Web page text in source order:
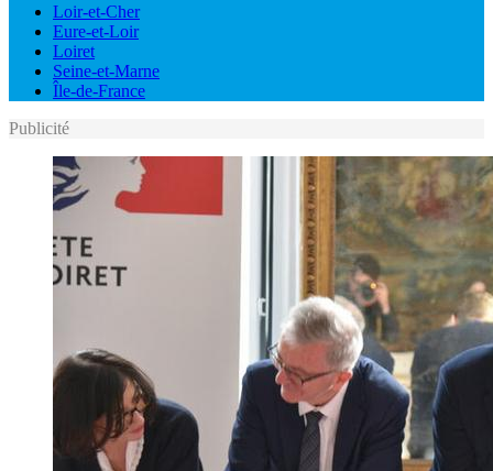
Loir-et-Cher
Eure-et-Loir
Loiret
Seine-et-Marne
Île-de-France
Publicité